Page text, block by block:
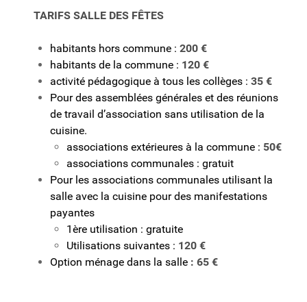
TARIFS SALLE DES FÊTES
habitants hors commune : 200 €
habitants de la commune : 120 €
activité pédagogique à tous les collèges : 35 €
Pour des assemblées générales et des réunions
de travail d’association sans utilisation de la
cuisine.
associations extérieures à la commune : 50€
associations communales : gratuit
Pour les associations communales utilisant la
salle avec la cuisine pour des manifestations
payantes
1ère utilisation : gratuite
Utilisations suivantes : 120 €
Option ménage dans la salle : 65 €